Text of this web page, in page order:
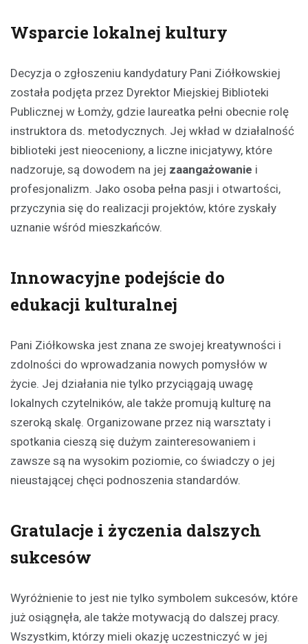
Wsparcie lokalnej kultury
Decyzja o zgłoszeniu kandydatury Pani Ziółkowskiej
została podjęta przez Dyrektor Miejskiej Biblioteki
Publicznej w Łomży, gdzie laureatka pełni obecnie rolę
instruktora ds. metodycznych. Jej wkład w działalność
biblioteki jest nieoceniony, a liczne inicjatywy, które
nadzoruje, są dowodem na jej zaangażowanie i
profesjonalizm. Jako osoba pełna pasji i otwartości,
przyczynia się do realizacji projektów, które zyskały
uznanie wśród mieszkańców.
Innowacyjne podejście do
edukacji kulturalnej
Pani Ziółkowska jest znana ze swojej kreatywności i
zdolności do wprowadzania nowych pomysłów w
życie. Jej działania nie tylko przyciągają uwagę
lokalnych czytelników, ale także promują kulturę na
szeroką skalę. Organizowane przez nią warsztaty i
spotkania cieszą się dużym zainteresowaniem i
zawsze są na wysokim poziomie, co świadczy o jej
nieustającej chęci podnoszenia standardów.
Gratulacje i życzenia dalszych
sukcesów
Wyróżnienie to jest nie tylko symbolem sukcesów, które
już osiągnęła, ale także motywacją do dalszej pracy.
Wszystkim, którzy mieli okazję uczestniczyć w jej